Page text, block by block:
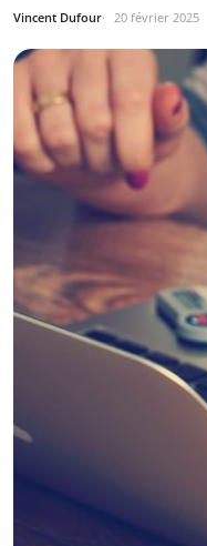
Vincent Dufour 20 février 2025